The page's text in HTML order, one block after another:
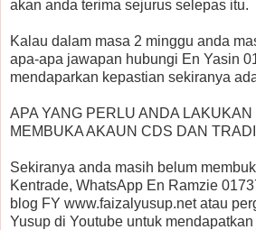
akan anda terima sejurus selepas itu.
Kalau dalam masa 2 minggu anda
apa-apa jawapan hubungi En Yasin
mendaparkan kepastian sekiranya
APA YANG PERLU ANDA LAKUKAN
MEMBUKA AKAUN CDS DAN
Sekiranya anda masih belum
Kentrade, WhatsApp En Ramzie
blog FY www.faizalyusup.net atau
Yusup di Youtube untuk